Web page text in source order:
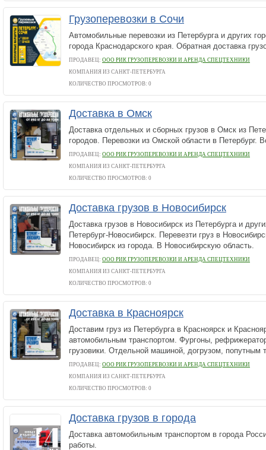
Грузоперевозки в Сочи
Автомобильные перевозки из Петербурга и других
города Краснодарского края. Обратная доставка
ПРОДАВЕЦ: ООО РИК ГРУЗОПЕРЕВОЗКИ И АРЕНДА СПЕЦТЕХНИКИ
КОМПАНИЯ ИЗ САНКТ-ПЕТЕРБУРГА
КОЛИЧЕСТВО ПРОСМОТРОВ: 0
Доставка в Омск
Доставка отдельных и сборных грузов в Омск из
городов. Перевозки из Омской области в Петербург.
ПРОДАВЕЦ: ООО РИК ГРУЗОПЕРЕВОЗКИ И АРЕНДА СПЕЦТЕХНИКИ
КОМПАНИЯ ИЗ САНКТ-ПЕТЕРБУРГА
КОЛИЧЕСТВО ПРОСМОТРОВ: 0
Доставка грузов в Новосибирск
Доставка грузов в Новосибирск из Петербурга и
Петербург-Новосибирск. Перевезти груз в
Новосибирск из города. В Новосибирскую область.
ПРОДАВЕЦ: ООО РИК ГРУЗОПЕРЕВОЗКИ И АРЕНДА СПЕЦТЕХНИКИ
КОМПАНИЯ ИЗ САНКТ-ПЕТЕРБУРГА
КОЛИЧЕСТВО ПРОСМОТРОВ: 0
Доставка в Красноярск
Доставим груз из Петербурга в Красноярск и
автомобильным транспортом. Фургоны,
грузовики. Отдельной машиной, догрузом, попутным
ПРОДАВЕЦ: ООО РИК ГРУЗОПЕРЕВОЗКИ И АРЕНДА СПЕЦТЕХНИКИ
КОМПАНИЯ ИЗ САНКТ-ПЕТЕРБУРГА
КОЛИЧЕСТВО ПРОСМОТРОВ: 0
Доставка грузов в города
Доставка автомобильным транспортом в города
работы.